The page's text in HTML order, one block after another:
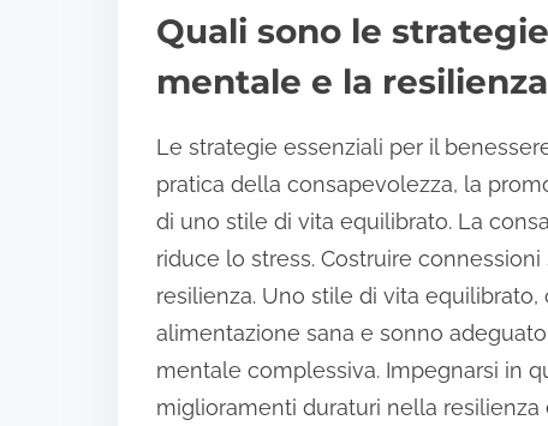
Quali sono le
mentale e la
Le strategie essenziali per il
pratica della consapevolezza, la
di uno stile di vita equilibrato. La
riduce lo stress. Costruire
resilienza. Uno stile di vita
alimentazione sana e sonno
mentale complessiva. Impegnarsi in
miglioramenti duraturi nella